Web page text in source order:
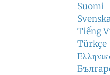
Suomi
Svenska
Tiếng
Türkçe